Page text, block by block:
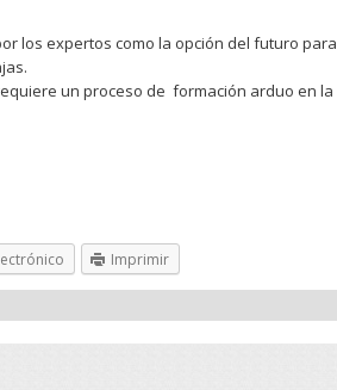
los expertos como la opción del futuro para
un proceso de formación arduo en la
Imprimir